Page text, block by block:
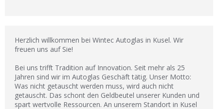
Herzlich willkommen bei Wintec Autoglas in Kusel. Wir
freuen uns auf Sie!
Bei uns trifft Tradition auf Innovation. Seit mehr als 25
Jahren sind wir im Autoglas Geschäft tätig. Unser Motto:
Was nicht getauscht werden muss, wird auch nicht
getauscht. Das schont den Geldbeutel unserer Kunden und
spart wertvolle Ressourcen. An unserem Standort in Kusel